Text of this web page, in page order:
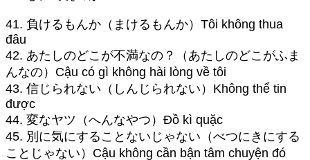
41. 負けるもんか（まけるもんか）Tôi không thua
đâu
42. あたしのどこが不満なの？（あたしのどこがふま
んなの）Cậu có gì không hài lòng về tôi
43. 信じられない（しんじられない）Không thể tin
được
44. 変なヤツ（へんなやつ）Đồ kì quặc
45. 別に気にすることないじゃない（べつにきにする
ことじゃない）Cậu không cần bận tâm chuyện đó